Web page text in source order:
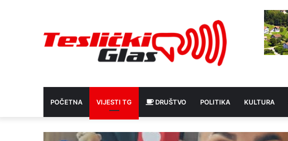
POČETNA VIJESTI TG DRUŠTVO POLITIKA KULTURA